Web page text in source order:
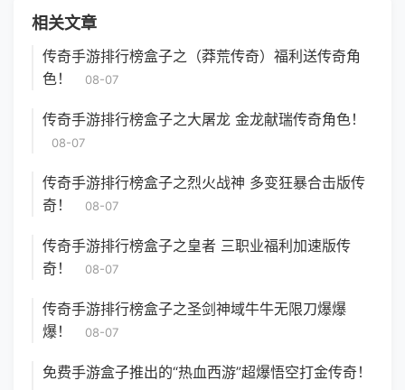
相关文章
传奇手游排行榜盒子之（莽荒传奇）福利送传奇角
色！
08-07
传奇手游排行榜盒子之大屠龙 金龙献瑞传奇角色！
08-07
传奇手游排行榜盒子之烈火战神 多变狂暴合击版传
奇！
08-07
传奇手游排行榜盒子之皇者 三职业福利加速版传
奇！
08-07
传奇手游排行榜盒子之圣剑神域牛牛无限刀爆爆
爆！
08-07
免费手游盒子推出的“热血西游”超爆悟空打金传奇！